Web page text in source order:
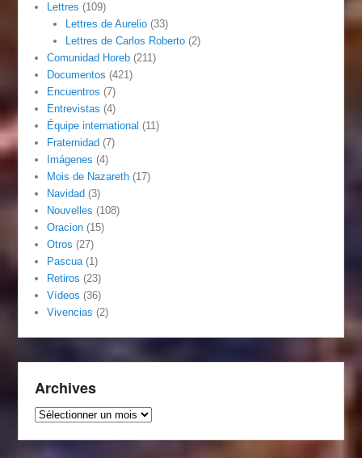
Lettres (109)
Lettres de Aurelio(33)
Lettres de Carlos Roberto(2)
Comunidad Horeb (211)
Documentos (421)
Encuentros (7)
Entrevistas (4)
Équipe international (11)
Fraternidad (7)
Imágenes (4)
Mois de Nazareth (17)
Navidad (3)
Nouvelles (108)
Oracion (15)
Otros (27)
Pascua(1)
Retiros (23)
Vídeos (36)
Vivencias (2)
Archives
Archives